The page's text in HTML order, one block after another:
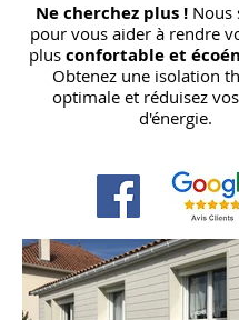
Ne cherchez plus ! Nous
pour vous aider à rendre
plus confortable et
Obtenez une isolation
optimale et réduisez
d'énergie.